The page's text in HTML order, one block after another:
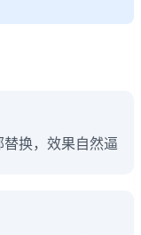
换，效果自然逼